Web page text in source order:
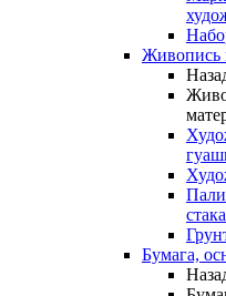
Живопись
Бумага,